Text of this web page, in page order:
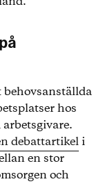
hos
debattartikeli
en stor
och